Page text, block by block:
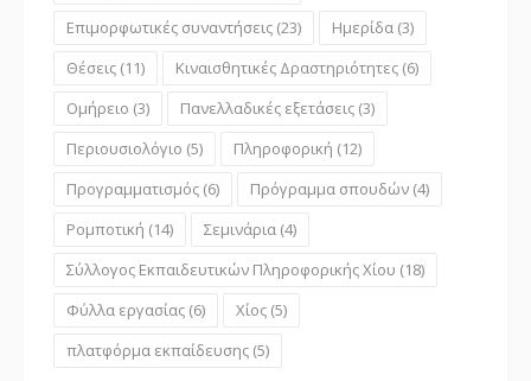
Επιμορφωτικές συναντήσεις (23) Ημερίδα (3)
Θέσεις (11) Κιναισθητικές Δραστηριότητες (6)
Ομήρειο (3) Πανελλαδικές εξετάσεις (3)
Περιουσιολόγιο (5) Πληροφορική (12)
Προγραμματισμός (6) Πρόγραμμα σπουδών (4)
Ρομποτική (14) Σεμινάρια (4)
Σύλλογος Εκπαιδευτικών Πληροφορικής Χίου (18)
Φύλλα εργασίας (6) Χίος (5)
πλατφόρμα εκπαίδευσης (5)